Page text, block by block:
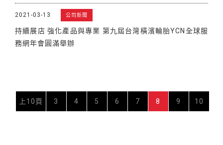
2021-03-13 公司新聞
持續展店 強化產品與專業 第九屆台灣橫濱輪胎YCN全球服
務網年會圓滿舉辦
上10頁 3 4 5 6 7 8 9 10